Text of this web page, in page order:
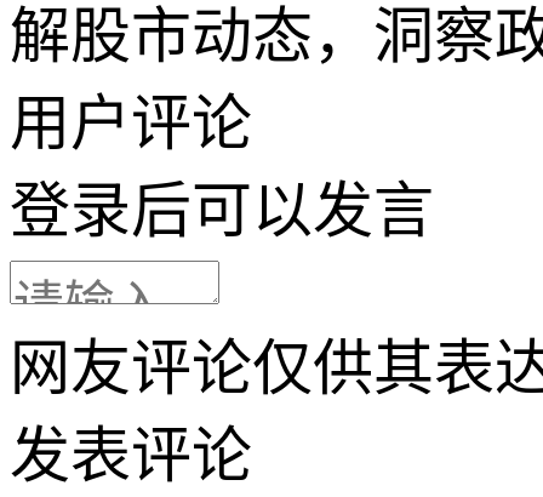
解股市动态，洞察
用户评论
登录后可以发言
网友评论仅供其表
发表评论